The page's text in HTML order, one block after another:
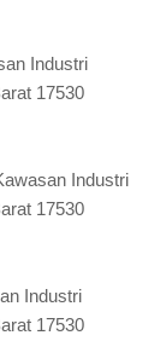
Industri
17530
Industri
17530
Industri
17530